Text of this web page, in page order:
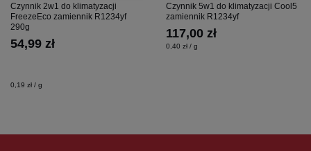
Czynnik 2w1 do klimatyzacji
FreezeEco zamiennik R1234yf
290g
54,99 zł
0,19 zł / g
Czynnik 5w1 do klimatyzacji Cool5
zamiennik R1234yf
117,00 zł
0,40 zł / g